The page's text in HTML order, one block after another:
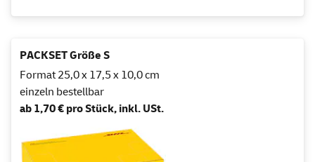
PACKSET Größe S
Format 25,0 x 17,5 x 10,0 cm
einzeln bestellbar
ab 1,70 € pro Stück, inkl. USt.